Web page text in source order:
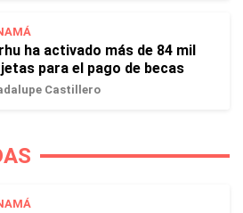
ha activado más de 84 mil
para el pago de becas
Castillero